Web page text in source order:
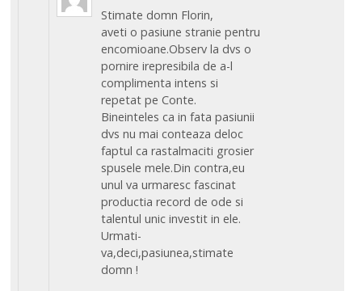
Stimate domn Florin,
aveti o pasiune stranie pentru
encomioane.Observ la dvs o
pornire irepresibila de a-l
complimenta intens si
repetat pe Conte.
Bineinteles ca in fata pasiunii
dvs nu mai conteaza deloc
faptul ca rastalmaciti grosier
spusele mele.Din contra,eu
unul va urmaresc fascinat
productia record de ode si
talentul unic investit in ele.
Urmati-
va,deci,pasiunea,stimate
domn !